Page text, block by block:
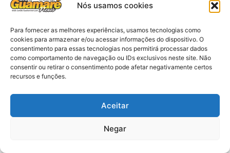
Nós usamos cookies
Para fornecer as melhores experiências, usamos tecnologias como
cookies para armazenar e/ou acessar informações do dispositivo. O
consentimento para essas tecnologias nos permitirá processar dados
como comportamento de navegação ou IDs exclusivos neste site. Não
consentir ou retirar o consentimento pode afetar negativamente certos
recursos e funções.
Aceitar
Negar
Acidente: A caminho do trabalho
professora se envolve em